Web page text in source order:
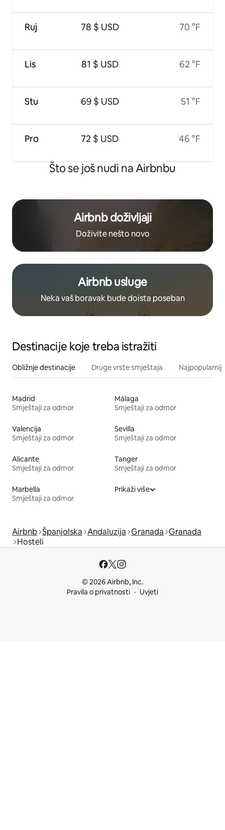
Ruj
Lis
Stu
Pro
78 $ USD
81 $ USD
69 $ USD
72 $ USD
70 °F
62 °F
51 °F
46 °F
Što se još nudi na Airbnbu
Airbnb doživljaji
Doživite nešto novo
Airbnb usluge
Neka vaš boravak bude doista poseban
Destinacije koje treba istražiti
Obližnje destinacije Druge vrste smještaja
Madrid
Smještaji za odmor
Málaga
Smještaji za odmor
Valencija
Smještaji za odmor
Sevilla
Smještaji za odmor
Alicante
Smještaji za odmor
Tanger
Smještaji za odmor
Marbella
Smještaji za odmor
Prikaži više
Airbnb Španjolska Andaluzija Granada Granada
Hosteli
© 2026 Airbnb, Inc.
Pravila o privatnosti
Uvjeti